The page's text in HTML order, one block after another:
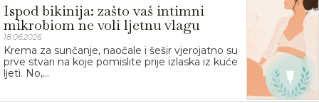
Ispod bikinija: zašto vaš intimni
mikrobiom ne voli ljetnu vlagu
18.06.2026.
Krema za sunčanje, naočale i šešir vjerojatno su
prve stvari na koje pomislite prije izlaska iz kuće
ljeti. No,...